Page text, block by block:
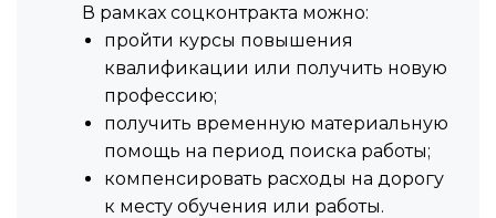
В рамках соцконтракта можно:
пройти курсы повышения
квалификации или получить новую
профессию;
получить временную материальную
помощь на период поиска работы;
компенсировать расходы на дорогу
к месту обучения или работы.